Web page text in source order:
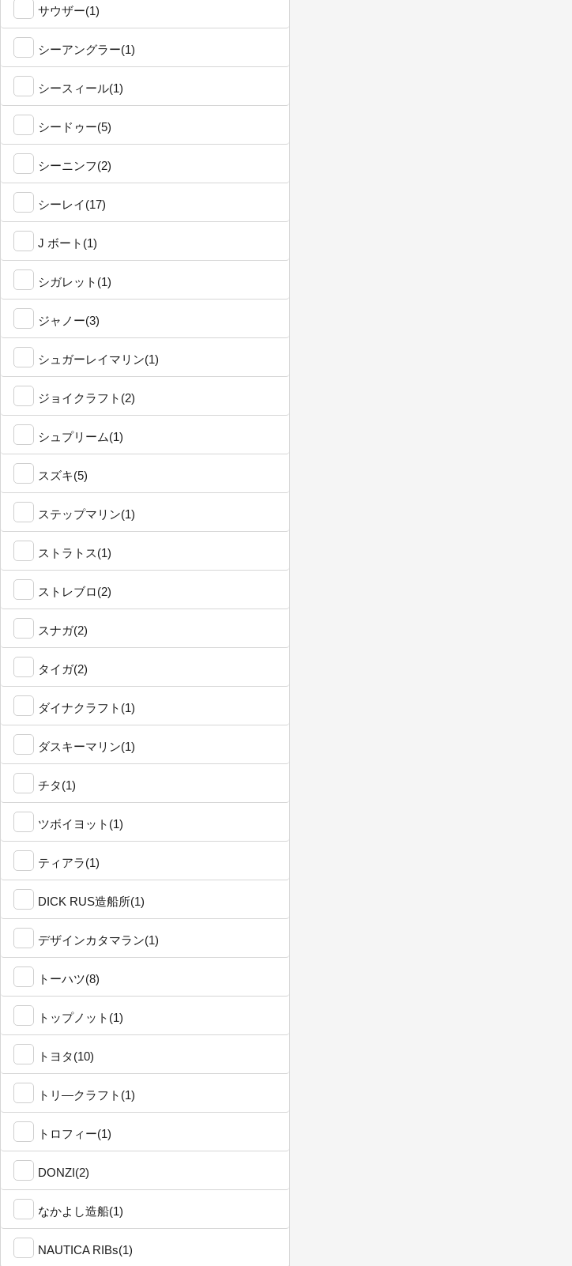
サウザー(1)
シーアングラー(1)
シースィール(1)
シードゥー(5)
シーニンフ(2)
シーレイ(17)
J ボート(1)
シガレット(1)
ジャノー(3)
シュガーレイマリン(1)
ジョイクラフト(2)
シュプリーム(1)
スズキ(5)
ステップマリン(1)
ストラトス(1)
ストレブロ(2)
スナガ(2)
タイガ(2)
ダイナクラフト(1)
ダスキーマリン(1)
チタ(1)
ツボイヨット(1)
ティアラ(1)
DICK RUS造船所(1)
デザインカタマラン(1)
トーハツ(8)
トップノット(1)
トヨタ(10)
トリ―クラフト(1)
トロフィー(1)
DONZI(2)
なかよし造船(1)
NAUTICA RIBs(1)